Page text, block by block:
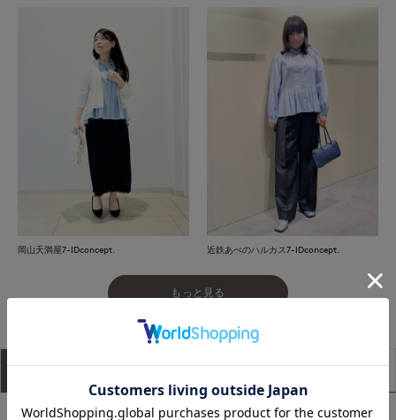
岡山天満屋7-IDconcept. 近鉄あべのハルカス7-IDconcept.
もっと見る
アイテム説明 サイズ詳細 購入レビュー